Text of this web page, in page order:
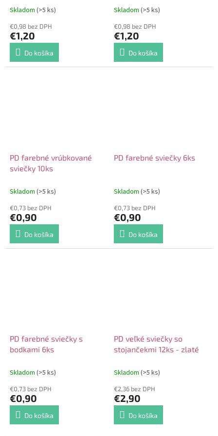
Skladom (>5 ks)
€0,98 bez DPH
€1,20
Do košíka
Skladom (>5 ks)
€0,98 bez DPH
€1,20
Do košíka
PD farebné vrúbkované
sviečky 10ks
Skladom (>5 ks)
€0,73 bez DPH
€0,90
Do košíka
PD farebné sviečky 6ks
Skladom (>5 ks)
€0,73 bez DPH
€0,90
Do košíka
PD farebné sviečky s
bodkami 6ks
Skladom (>5 ks)
€0,73 bez DPH
€0,90
Do košíka
PD veľké sviečky so
stojančekmi 12ks - zlaté
Skladom (>5 ks)
€2,36 bez DPH
€2,90
Do košíka